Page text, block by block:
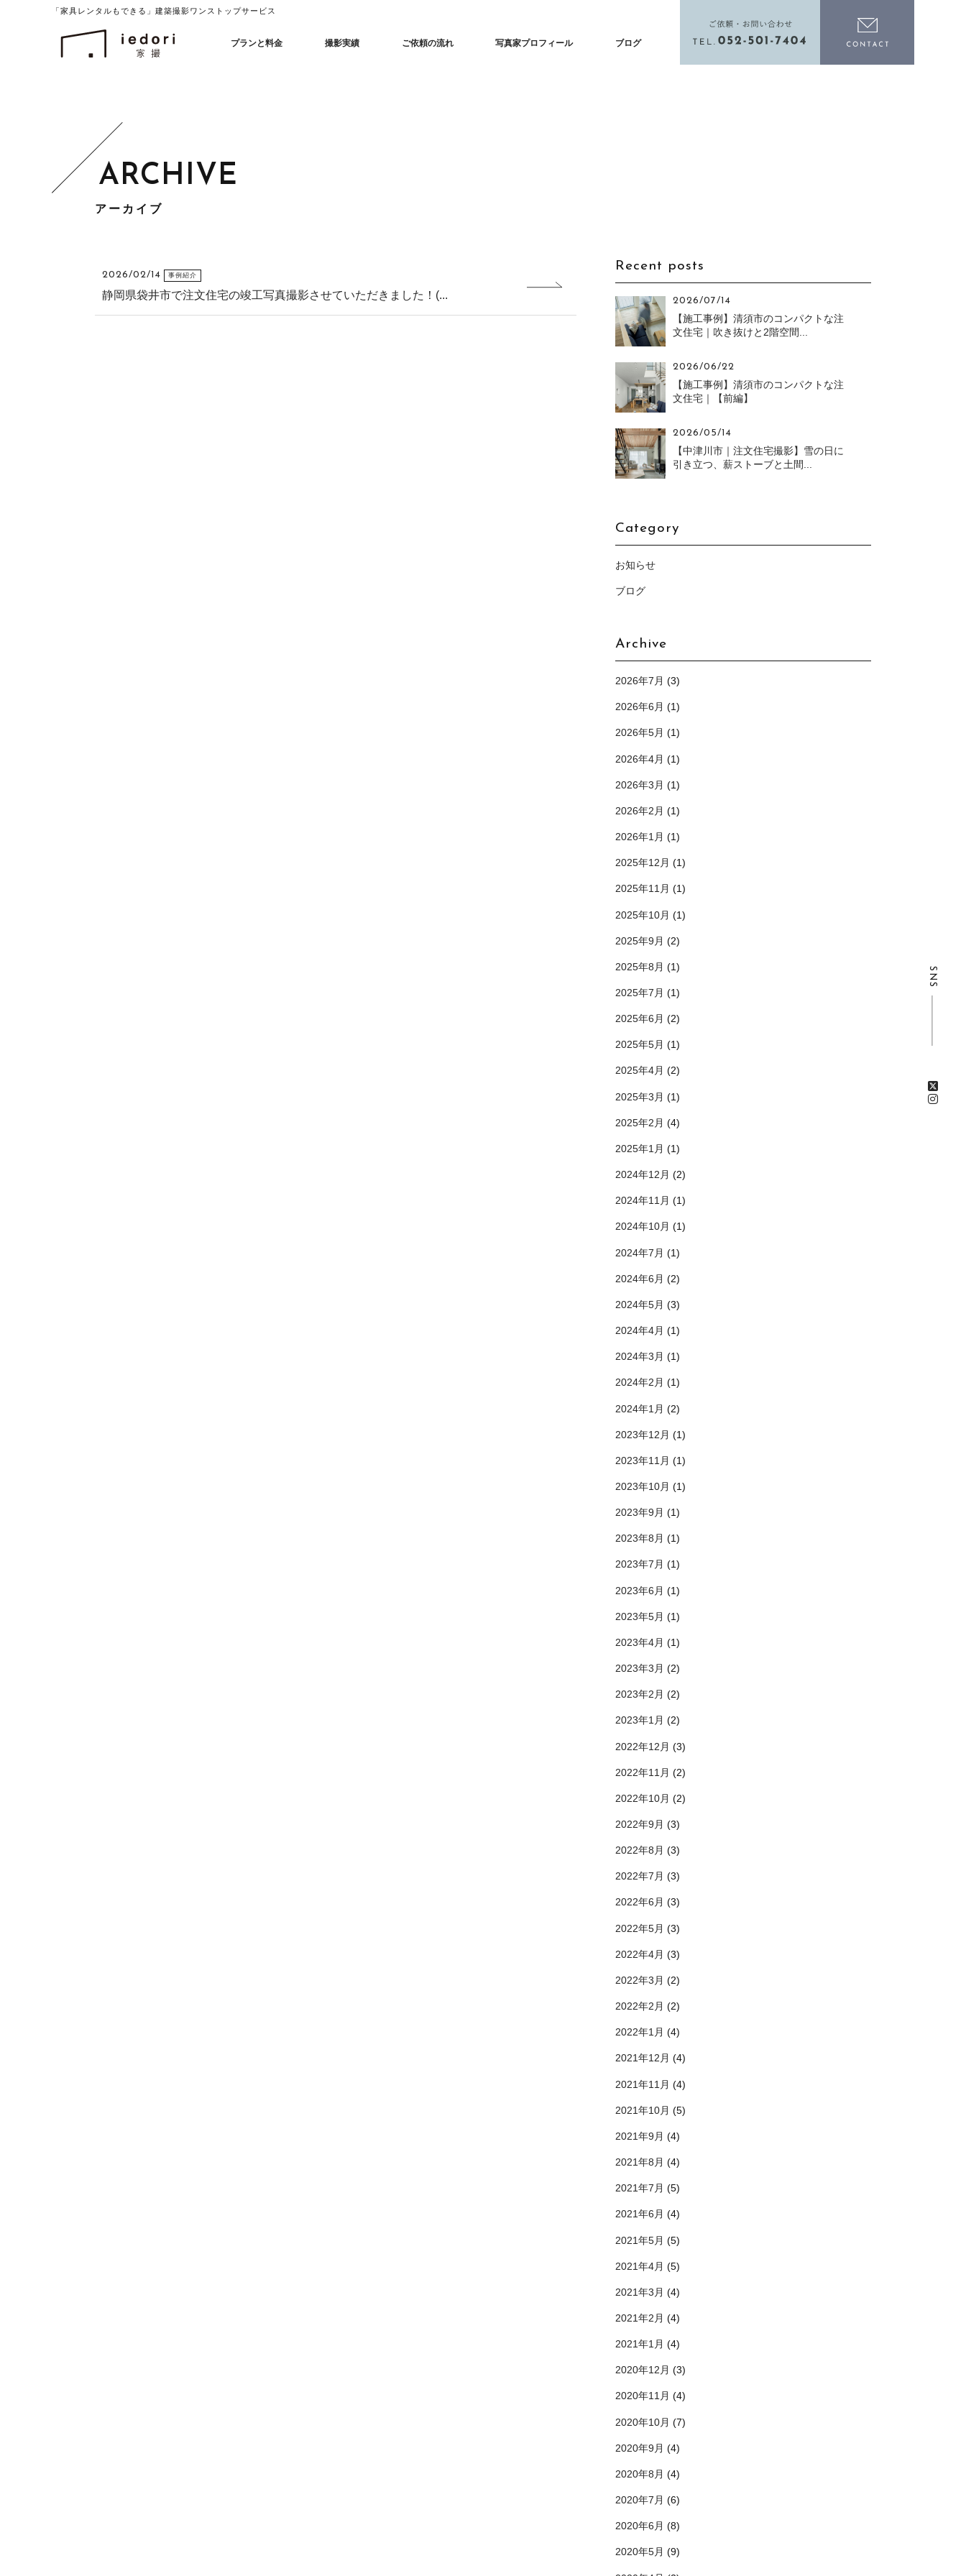
「家具レンタルもできる」建築撮影ワンストップサービス
プランと料金 撮影実績 ご依頼の流れ 写真家プロフィール ブログ
電話をかける
SNS
アーカイブ
2026/02/14 事例紹介
静岡県袋井市で注文住宅の竣工写真撮影させていただきました！(...
Recent posts
2026/07/14
【施工事例】清須市のコンパクトな注
文住宅｜吹き抜けと2階空間...
2026/06/22
【施工事例】清須市のコンパクトな注
文住宅｜【前編】
2026/05/14
【中津川市｜注文住宅撮影】雪の日に
引き立つ、薪ストーブと土間...
Category
お知らせ
ブログ
Archive
2026年7月 (3)
2026年6月 (1)
2026年5月 (1)
2026年4月 (1)
2026年3月 (1)
2026年2月 (1)
2026年1月 (1)
2025年12月 (1)
2025年11月 (1)
2025年10月 (1)
2025年9月 (2)
2025年8月 (1)
2025年7月 (1)
2025年6月 (2)
2025年5月 (1)
2025年4月 (2)
2025年3月 (1)
2025年2月 (4)
2025年1月 (1)
2024年12月 (2)
2024年11月 (1)
2024年10月 (1)
2024年7月 (1)
2024年6月 (2)
2024年5月 (3)
2024年4月 (1)
2024年3月 (1)
2024年2月 (1)
2024年1月 (2)
2023年12月 (1)
2023年11月 (1)
2023年10月 (1)
2023年9月 (1)
2023年8月 (1)
2023年7月 (1)
2023年6月 (1)
2023年5月 (1)
2023年4月 (1)
2023年3月 (2)
2023年2月 (2)
2023年1月 (2)
2022年12月 (3)
2022年11月 (2)
2022年10月 (2)
2022年9月 (3)
2022年8月 (3)
2022年7月 (3)
2022年6月 (3)
2022年5月 (3)
2022年4月 (3)
2022年3月 (2)
2022年2月 (2)
2022年1月 (4)
2021年12月 (4)
2021年11月 (4)
2021年10月 (5)
2021年9月 (4)
2021年8月 (4)
2021年7月 (5)
2021年6月 (4)
2021年5月 (5)
2021年4月 (5)
2021年3月 (4)
2021年2月 (4)
2021年1月 (4)
2020年12月 (3)
2020年11月 (4)
2020年10月 (7)
2020年9月 (4)
2020年8月 (4)
2020年7月 (6)
2020年6月 (8)
2020年5月 (9)